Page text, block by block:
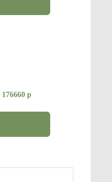
176660 р